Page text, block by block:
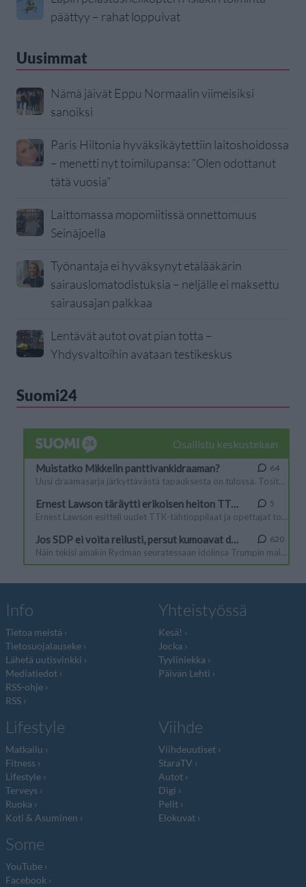
päättyy – rahat loppuivat
Uusimmat
Nämä jäivät Eppu Normaalin viimeisiksi
sanoiksi
Paris Hiltonia hyväksikäytettiin laitoshoidossa
– menetti nyt toimilupansa: ”Olen odottanut
tätä vuosia”
Laittomassa mopomiitissä onnettomuus
Seinäjoella
Työnantaja ei hyväksynyt etälääkärin
sairauslomatodistuksia – neljälle ei maksettu
sairausajan palkkaa
Lentävät autot ovat pian totta –
Yhdysvaltoihin avataan testikeskus
Suomi24
Info
Tietoa meistä
Tietosuojalauseke
Lähetä uutisvinkki
Mediatiedot
RSS-ohje
RSS
Yhteistyössä
Kesä!
Jocka
Tyyliniekka
Päivän Lehti
Lifestyle
Matkailu
Fitness
Lifestyle
Terveys
Ruoka
Koti & Asuminen
Viihde
Viihdeuutiset
StaraTV
Autot
Digi
Pelit
Elokuvat
Some
YouTube
Facebook